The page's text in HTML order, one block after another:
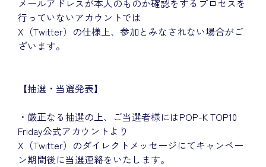
行っていないアカウントでは
X（Twitter）の仕様上、参加とみなされない場合がご
ざいます。
【抽選・当選発表】
・厳正なる抽選の上、ご当選者様にはPOP-K TOP10
Friday公式アカウントより
X（Twitter）のダイレクトメッセージにてキャンペー
ン期間後に当選連絡をいたします。